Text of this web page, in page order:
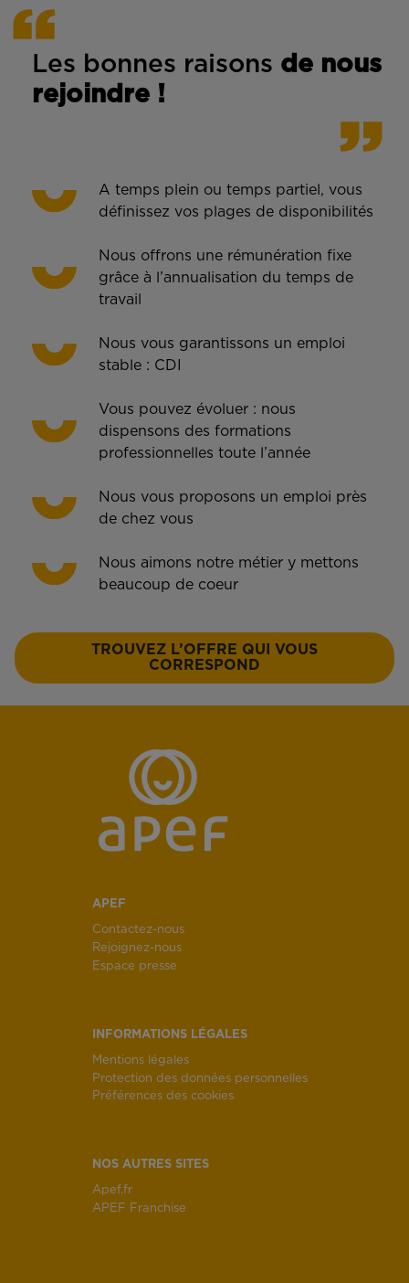
Les bonnes raisons de nous
rejoindre !
A temps plein ou temps partiel, vous
définissez vos plages de disponibilités
Nous offrons une rémunération fixe
grâce à l’annualisation du temps de
travail
Nous vous garantissons un emploi
stable : CDI
Vous pouvez évoluer : nous
dispensons des formations
professionnelles toute l’année
Nous vous proposons un emploi près
de chez vous
Nous aimons notre métier y mettons
beaucoup de coeur
TROUVEZ L’OFFRE QUI VOUS
CORRESPOND
APEF
Contactez-nous
Rejoignez-nous
Espace presse
INFORMATIONS LÉGALES
Mentions légales
Protection des données personnelles
Préférences des cookies
NOS AUTRES SITES
Apef.fr
APEF Franchise